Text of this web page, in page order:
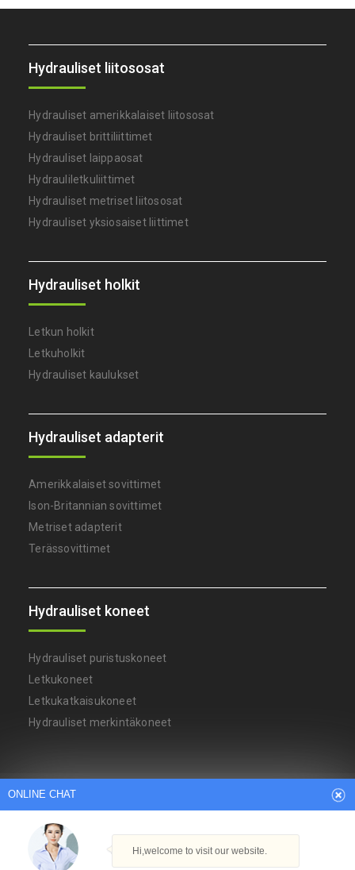
Hydrauliset liitososat
Hydrauliset amerikkalaiset liitososat
Hydrauliset brittiliittimet
Hydrauliset laippaosat
Hydrauliletkuliittimet
Hydrauliset metriset liitososat
Hydrauliset yksiosaiset liittimet
Hydrauliset holkit
Letkun holkit
Letkuholkit
Hydrauliset kaulukset
Hydrauliset adapterit
Amerikkalaiset sovittimet
Ison-Britannian sovittimet
Metriset adapterit
Terässovittimet
Hydrauliset koneet
Hydrauliset puristuskoneet
Letkukoneet
Letkukatkaisukoneet
Hydrauliset merkintäkoneet
Arabic
German
Italian Japanese
Persian
Portuguese
Thai
ONLINE CHAT
Hi,welcome to visit our website.